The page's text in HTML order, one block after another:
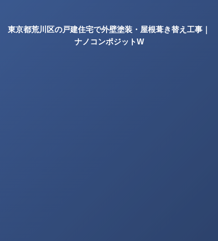
東京都荒川区の戸建住宅で外壁塗装・屋根葺き替え工事｜
ナノコンポジットW